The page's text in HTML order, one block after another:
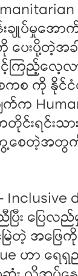
ျုပ်မှုအော
ပို့တဲ့အခါမှ
ကြည့်လေ့လ
စ ကို နိုင်ငံ
က်က
င်းသားနှ
ေတဲ့အတွက်
Inclusive
ပြေလည်
တဲ့ အဖြေ
ဟာ ရ